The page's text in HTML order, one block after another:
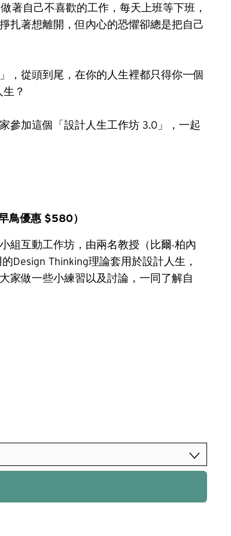
著自己不喜歡的工作，每天上班等下班，
扎著想離開，但內心的恐懼卻總是把自己
，從頭到尾，在你的人生裡都只得你一個
？
參加這個「設計人生工作坊 3.0」，一起
鳥優惠 $580）
組互動工作坊，由兩名教授（比爾‧柏內
Design Thinking理論套用於設計人生，
家做一些小練習以及討論，一同了解自